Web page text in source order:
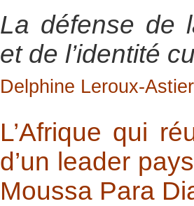
La défense de
et de l’identité
Delphine Leroux-Astier
L’Afrique qui
d’un leader
Moussa Para